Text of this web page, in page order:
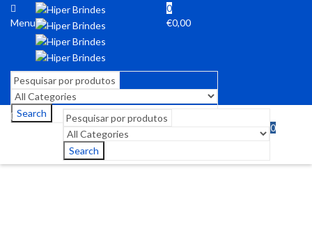
Menu
0
€0,00
Search
Search
0